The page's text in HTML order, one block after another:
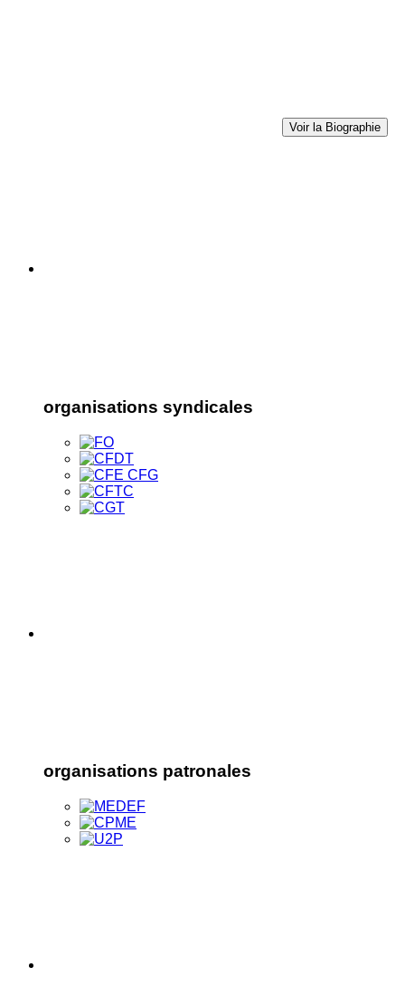
Voir la Biographie
organisations syndicales
organisations patronales